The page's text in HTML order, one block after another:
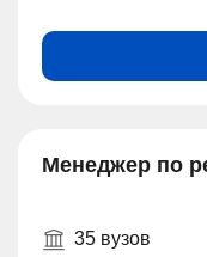
Менеджер по
35 вузов